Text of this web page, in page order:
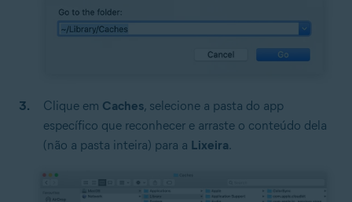
Clique em Caches, selecione a pasta do app
específico que reconhecer e arraste o conteúdo dela
(não a pasta inteira) para a Lixeira.